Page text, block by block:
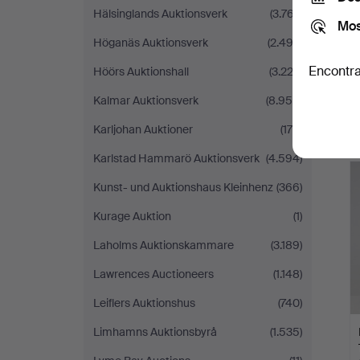
Hälsinglands Auktionsverk
(3.767)
Höganäs Auktionsverk
(2.493)
Höörs Auktionshall
(3.222)
Kalmar Auktionsverk
(8.959)
Karljohan Auktioner
(175)
Karlstad Hammarö Auktionsverk (4.594)
Kunst- und Auktionshaus Kleinhenz (366)
Kurage Auktion
(1)
Laholms Auktionskammare
(3.189)
Lawrences Auctioneers
(1.148)
Leiflers Auktionshus
(740)
Limhamns Auktionsbyrå
(1.535)